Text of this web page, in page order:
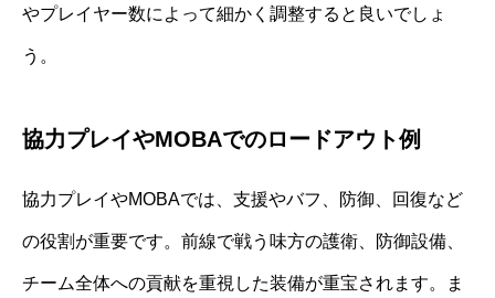
やプレイヤー数によって細かく調整すると良いでしょ
う。
協力プレイやMOBAでのロードアウト例
協力プレイやMOBAでは、支援やバフ、防御、回復など
の役割が重要です。前線で戦う味方の護衛、防御設備、
チーム全体への貢献を重視した装備が重宝されます。ま